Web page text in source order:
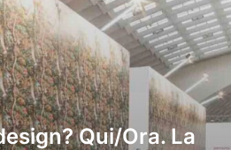
Qui/Ora. La